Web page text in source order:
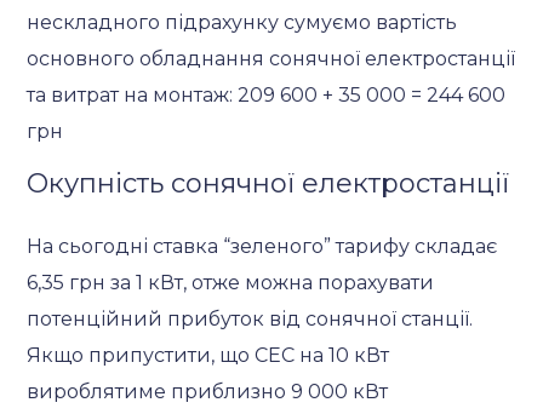
нескладного підрахунку сумуємо вартість
основного обладнання сонячної електростанції
та витрат на монтаж: 209 600 + 35 000 = 244 600
грн
Окупність сонячної електростанції
На сьогодні ставка “зеленого” тарифу складає
6,35 грн за 1 кВт, отже можна порахувати
потенційний прибуток від сонячної станції.
Якщо припустити, що СЕС на 10 кВт
вироблятиме приблизно 9 000 кВт